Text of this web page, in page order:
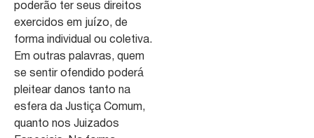
poderão ter seus direitos
exercidos em juízo, de
forma individual ou coletiva.
Em outras palavras, quem
se sentir ofendido poderá
pleitear danos tanto na
esfera da Justiça Comum,
quanto nos Juizados